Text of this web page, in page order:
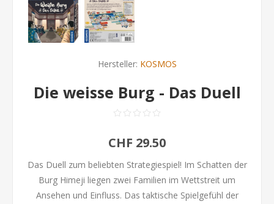
Hersteller: KOSMOS
Die weisse Burg - Das Duell
CHF 29.50
Das Duell zum beliebten Strategiespiel! Im Schatten der
Burg Himeji liegen zwei Familien im Wettstreit um
Ansehen und Einfluss. Das taktische Spielgefühl der